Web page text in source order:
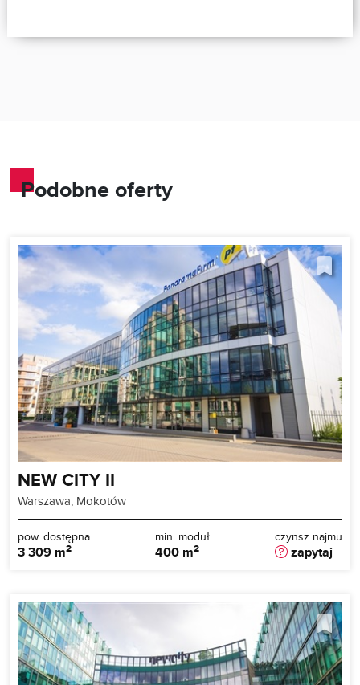
Podobne oferty
NEW CITY II
Warszawa, Mokotów
pow. dostępna
3 309 m2
min. moduł
400 m2
czynsz najmu
zapytaj